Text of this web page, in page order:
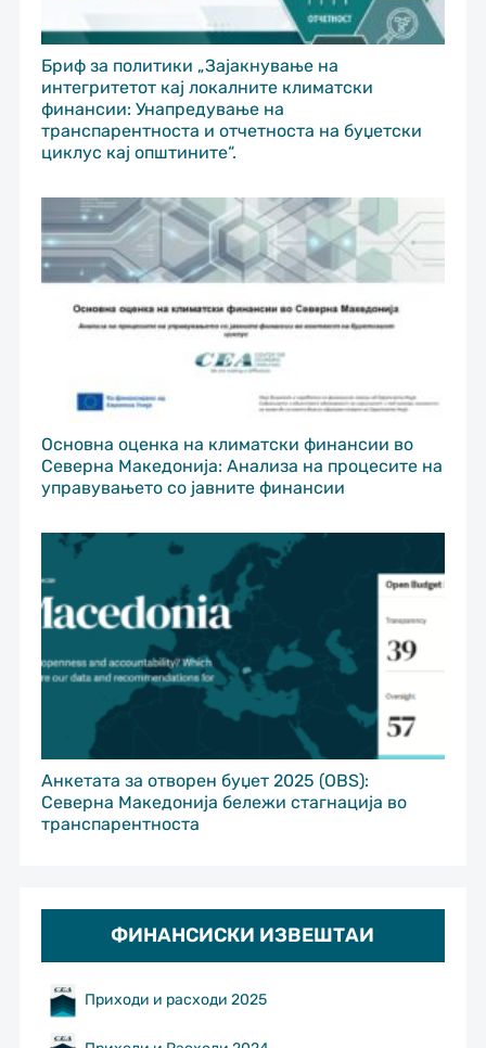
Бриф за политики „Зајакнување на
интегритетот кај локалните климатски
финансии: Унапредување на
транспарентноста и отчетноста на буџетски
циклус кај општините“.
Основна оценка на климатски финансии во
Северна Македонија: Анализа на процесите на
управувањето со јавните финансии
Анкетата за отворен буџет 2025 (OBS):
Северна Македонија бележи стагнација во
транспарентноста
ФИНАНСИСКИ ИЗВЕШТАИ
Приходи и расходи 2025